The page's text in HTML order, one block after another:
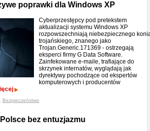
poprawki dla Windows XP
Cyberprzestępcy pod pretekstem
aktualizacji systemu Windows XP
rozpowszechniają niebezpiecznego
trojańskiego, znanego jako
Trojan.Generic.171369 - ostrzegają
eksperci firmy G Data Software.
Zainfekowane e-maile, trafiające do
skrzynek internatów, wyglądają jak
dyrektywy pochodzące od ekspertów
komputerowych i producentów
Bezpieczeństwo
bez entuzjazmu